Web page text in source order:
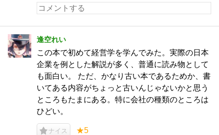
逢空れい
この本で初めて経営学を学んでみた。実際の日本
企業を例とした解説が多く、普通に読み物として
も面白い。 ただ、かなり古い本であるためか、書
いてある内容がちょっと古いんじゃないかと思う
ところもたまにある。特に会社の種類のところは
ひどい。
ナイス ★5